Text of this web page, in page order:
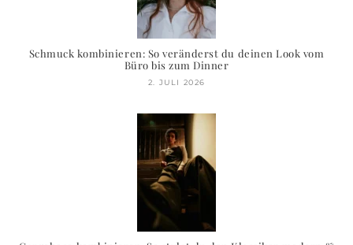
Schmuck kombinieren: So veränderst du deinen Look vom
Büro bis zum Dinner
2. JULI 2026